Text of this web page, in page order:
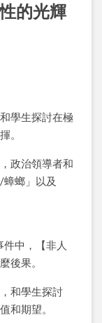
的光輝
學生探討在極
。
政治領導者和
螂」以及
中，【非人
後果。
和學生探討
和期望。